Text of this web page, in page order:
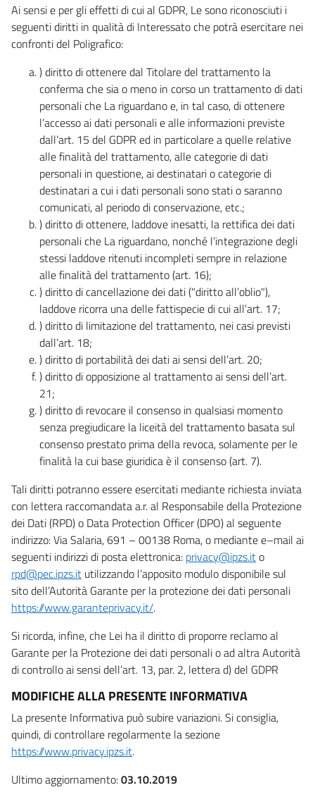
Ai sensi e per gli effetti di cui al GDPR, Le sono riconosciuti i
seguenti diritti in qualità di Interessato che potrà esercitare nei
confronti del Poligrafico:
) diritto di ottenere dal Titolare del trattamento la
conferma che sia o meno in corso un trattamento di dati
personali che La riguardano e, in tal caso, di ottenere
l’accesso ai dati personali e alle informazioni previste
dall’art. 15 del GDPR ed in particolare a quelle relative
alle finalità del trattamento, alle categorie di dati
personali in questione, ai destinatari o categorie di
destinatari a cui i dati personali sono stati o saranno
comunicati, al periodo di conservazione, etc.;
) diritto di ottenere, laddove inesatti, la rettifica dei dati
personali che La riguardano, nonché l’integrazione degli
stessi laddove ritenuti incompleti sempre in relazione
alle finalità del trattamento (art. 16);
) diritto di cancellazione dei dati ("diritto all’oblio"),
laddove ricorra una delle fattispecie di cui all’art. 17;
) diritto di limitazione del trattamento, nei casi previsti
dall’art. 18;
) diritto di portabilità dei dati ai sensi dell’art. 20;
) diritto di opposizione al trattamento ai sensi dell’art.
21;
) diritto di revocare il consenso in qualsiasi momento
senza pregiudicare la liceità del trattamento basata sul
consenso prestato prima della revoca, solamente per le
finalità la cui base giuridica è il consenso (art. 7).
Tali diritti potranno essere esercitati mediante richiesta inviata
con lettera raccomandata a.r. al Responsabile della Protezione
dei Dati (RPD) o Data Protection Officer (DPO) al seguente
indirizzo: Via Salaria, 691 – 00138 Roma, o mediante e–mail ai
seguenti indirizzi di posta elettronica: privacy@ipzs.ito
rpd@pec.ipzs.it utilizzando l’apposito modulo disponibile sul
sito dell’Autorità Garante per la protezione dei dati personali
https://www.garanteprivacy.it/.
Si ricorda, infine, che Lei ha il diritto di proporre reclamo al
Garante per la Protezione dei dati personali o ad altra Autorità
di controllo ai sensi dell’art. 13, par. 2, lettera d) del GDPR
MODIFICHE ALLA PRESENTE INFORMATIVA
La presente Informativa può subire variazioni. Si consiglia,
quindi, di controllare regolarmente la sezione
https://www.privacy.ipzs.it.
Ultimo aggiornamento:03.10.2019